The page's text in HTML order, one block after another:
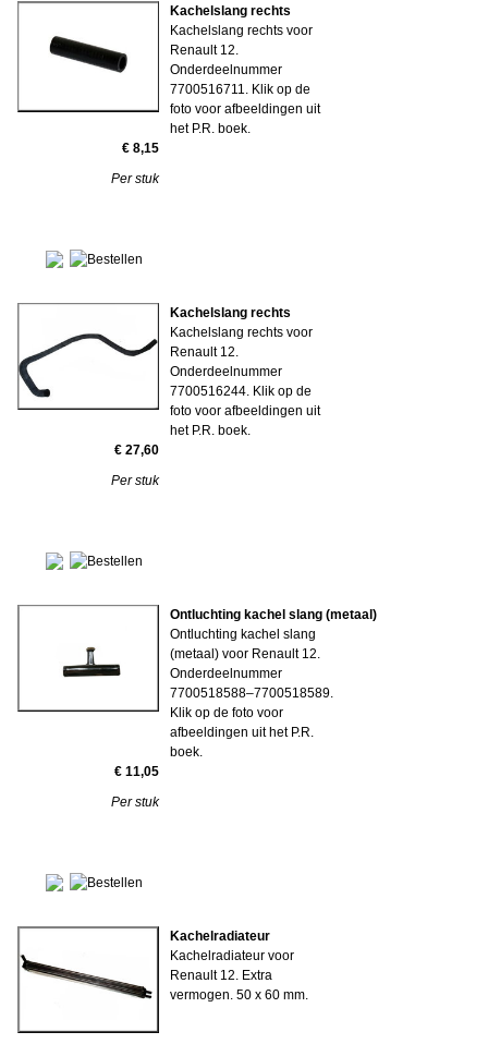
Kachelslang rechts
Kachelslang rechts voor
Renault 12.
Onderdeelnummer
7700516711. Klik op de
foto voor afbeeldingen uit
het P.R. boek.
€ 8,15
Per stuk
Kachelslang rechts
Kachelslang rechts voor
Renault 12.
Onderdeelnummer
7700516244. Klik op de
foto voor afbeeldingen uit
het P.R. boek.
€ 27,60
Per stuk
Ontluchting kachel slang (metaal)
Ontluchting kachel slang
(metaal) voor Renault 12.
Onderdeelnummer
7700518588–7700518589.
Klik op de foto voor
afbeeldingen uit het P.R.
boek.
€ 11,05
Per stuk
Kachelradiateur
Kachelradiateur voor
Renault 12. Extra
vermogen. 50 x 60 mm.